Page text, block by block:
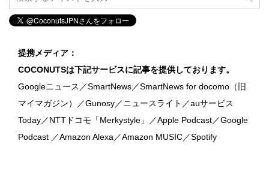
提携メディア：
COCONUTSは下記サービスに記事を提供しております。
Googleニュース／SmartNews／SmartNews for docomo（旧
マイマガジン）／Gunosy／ニュースライト／auサービス
Today／NTTドコモ「Merkystyle」／Apple Podcast／Google
Podcast ／Amazon Alexa／Amazon MUSIC／Spotify